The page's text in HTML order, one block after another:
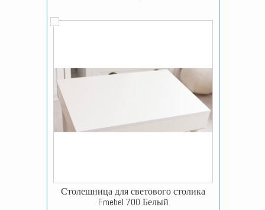
Столешница для светового столика
Fmebel 700 Белый